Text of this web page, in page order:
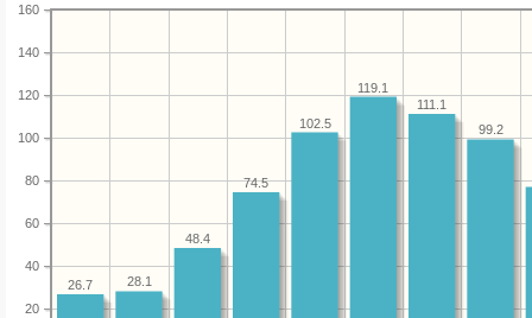
20
40
60
80
100
120
140
160
99.2
111.1
119.1
102.5
74.5
48.4
28.1
26.7